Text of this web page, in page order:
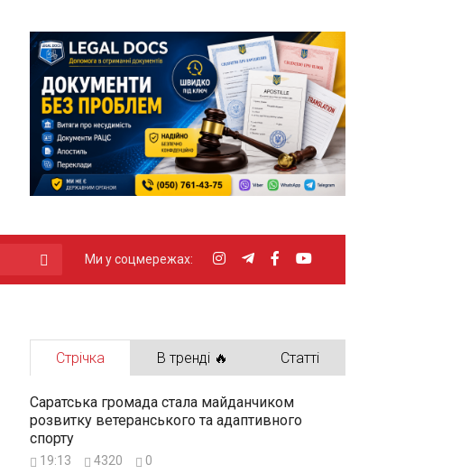
Ми у соцмережах:
Стрічка В тренді 🔥 Статті
Саратська громада стала майданчиком
розвитку ветеранського та адаптивного
спорту
19:13 4320 0